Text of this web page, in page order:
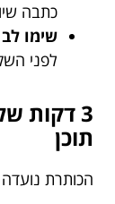
כתבה
שימו
לפני
3 דקות
תוכן
הכותרת